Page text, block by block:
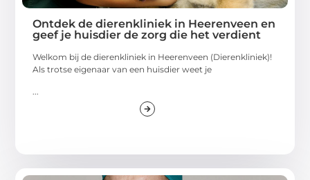
Ontdek de dierenkliniek in Heerenveen en
geef je huisdier de zorg die het verdient
Welkom bij de dierenkliniek in Heerenveen (Dierenkliniek)!
Als trotse eigenaar van een huisdier weet je
...